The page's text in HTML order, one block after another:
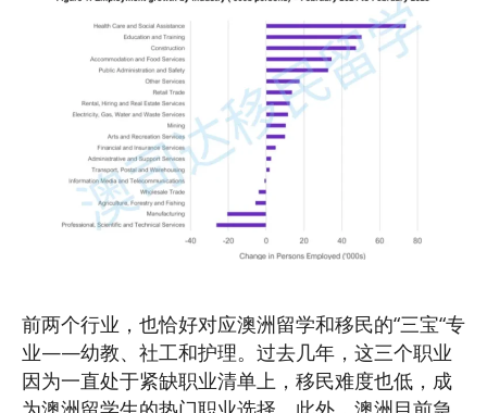
前两个行业，也恰好对应澳洲留学和移民的“三宝“专
业——幼教、社工和护理。过去几年，这三个职业
因为一直处于紧缺职业清单上，移民难度也低，成